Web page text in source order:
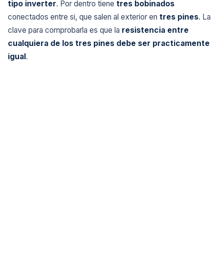
tipo inverter. Por dentro tiene tres bobinados
conectados entre si, que salen al exterior en tres pines. La
clave para comprobarla es que la resistencia entre
cualquiera de los tres pines debe ser practicamente
igual .